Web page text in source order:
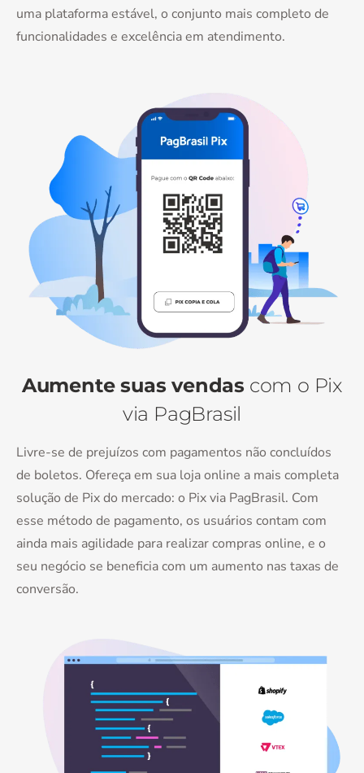
uma plataforma estável, o conjunto mais completo de
funcionalidades e excelência em atendimento.
Aumente suas vendas com o Pix
via PagBrasil
Livre-se de prejuízos com pagamentos não concluídos
de boletos. Ofereça em sua loja online a mais completa
solução de Pix do mercado: o Pix via PagBrasil. Com
esse método de pagamento, os usuários contam com
ainda mais agilidade para realizar compras online, e o
seu negócio se beneficia com um aumento nas taxas de
conversão.